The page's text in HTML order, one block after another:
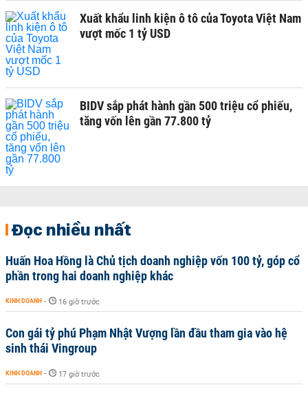
Xuất khẩu linh kiện ô tô của Toyota Việt Nam
vượt mốc 1 tỷ USD
BIDV sắp phát hành gần 500 triệu cổ phiếu,
tăng vốn lên gần 77.800 tỷ
Đọc nhiều nhất
Huấn Hoa Hồng là Chủ tịch doanh nghiệp vốn 100 tỷ, góp cổ
phần trong hai doanh nghiệp khác
KINH DOANH - 16 giờ trước
Con gái tỷ phú Phạm Nhật Vượng lần đầu tham gia vào hệ
sinh thái Vingroup
KINH DOANH - 17 giờ trước